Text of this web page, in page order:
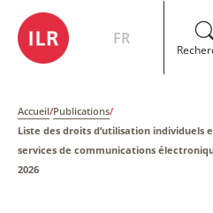
FR
Accueil/Publications/
Liste des droits d’utilisation individuels
services de communications
2026